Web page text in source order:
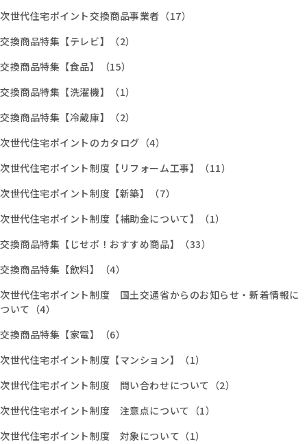
次世代住宅ポイント交換商品事業者（17）
交換商品特集【テレビ】（2）
交換商品特集【食品】（15）
交換商品特集【洗濯機】（1）
交換商品特集【冷蔵庫】（2）
次世代住宅ポイントのカタログ（4）
次世代住宅ポイント制度【リフォーム工事】（11）
次世代住宅ポイント制度【新築】（7）
次世代住宅ポイント制度【補助金について】（1）
交換商品特集【じせポ！おすすめ商品】（33）
交換商品特集【飲料】（4）
次世代住宅ポイント制度 国土交通省からのお知らせ・新着情報に
ついて（4）
交換商品特集【家電】（6）
次世代住宅ポイント制度【マンション】（1）
次世代住宅ポイント制度 問い合わせについて（2）
次世代住宅ポイント制度 注意点について（1）
次世代住宅ポイント制度 対象について（1）